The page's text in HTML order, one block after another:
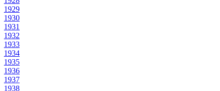
1929
1930
1931
1932
1933
1934
1935
1936
1937
1938